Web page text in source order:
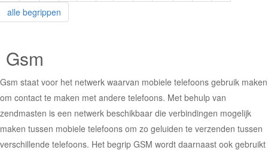
alle begrippen
Gsm
Gsm staat voor het netwerk waarvan mobiele telefoons gebruik maken
om contact te maken met andere telefoons. Met behulp van
zendmasten is een netwerk beschikbaar die verbindingen mogelijk
maken tussen mobiele telefoons om zo geluiden te verzenden tussen
verschillende telefoons. Het begrip GSM wordt daarnaast ook gebruikt